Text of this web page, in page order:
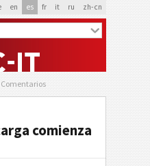
en es fr it ru zh-cn
comienza